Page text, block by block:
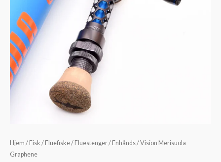
Hjem / Fisk / Fluefiske/ Fluestenger/ Enhånds/ Vision Merisuola
Graphene